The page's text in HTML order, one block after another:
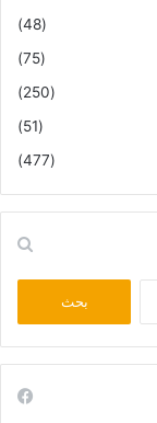
(48)
(75)
(250)
(51)
(477)